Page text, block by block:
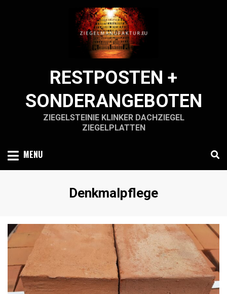
RESTPOSTEN +
SONDERANGEBOTEN
ZIEGELSTEINIE KLINKER DACHZIEGEL
ZIEGELPLATTEN
MENU
Schlagwort
:
Denkmalpflege